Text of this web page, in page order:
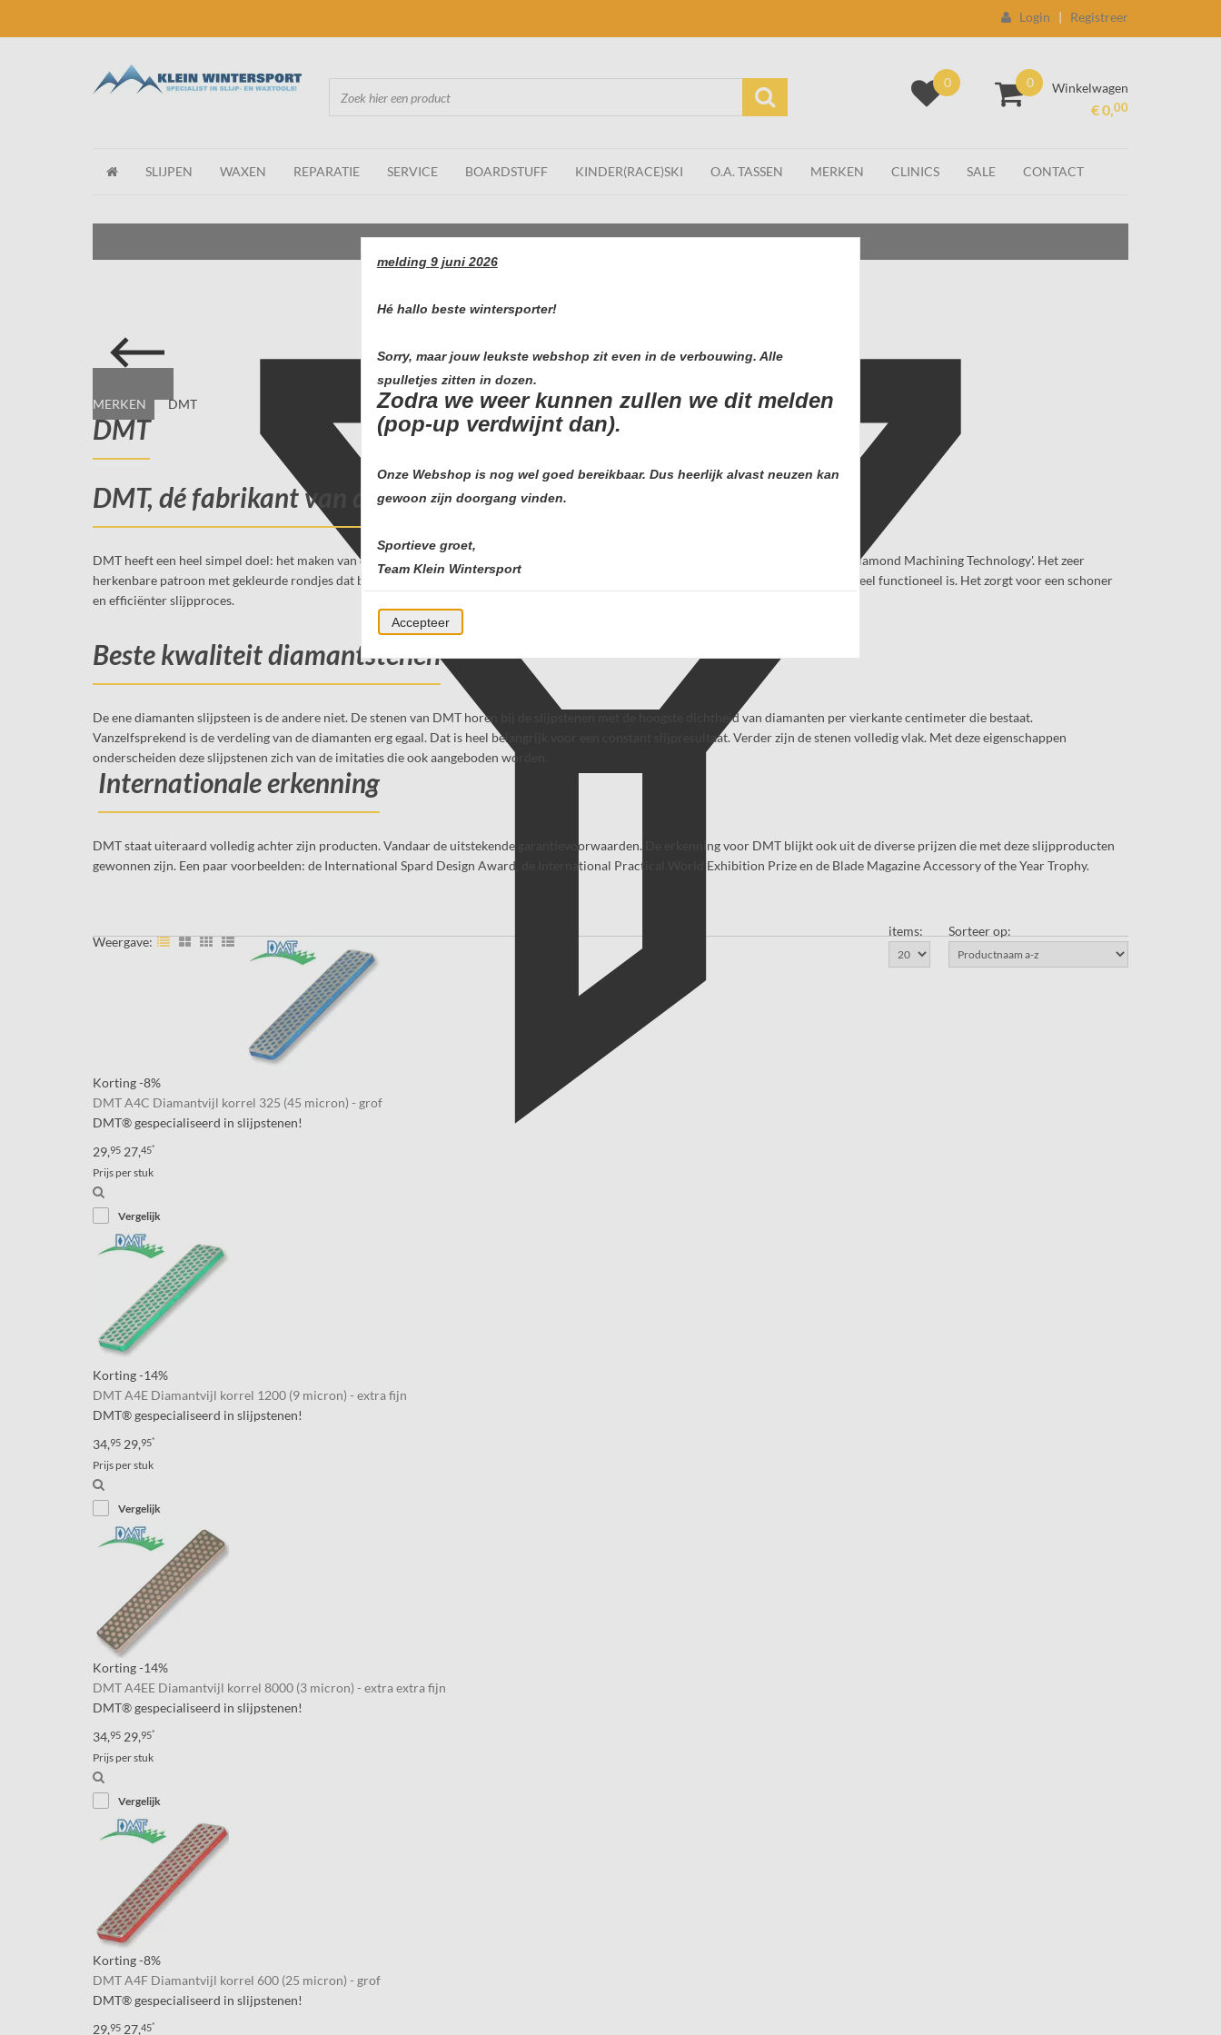
Login | Registreer
0 0 Winkelwagen
€ 0,00
SLIJPEN WAXEN REPARATIE SERVICE BOARDSTUFF KINDER(RACE)SKI O.A. TASSEN MERKEN CLINICS SALE CONTACT
MERKEN DMT
DMT
DMT, dé fabrikant van diamanten slijpstenen
DMT heeft een heel simpel doel: het maken van de beste slijpstenen en -systemen op basis van diamant. DMT staat niet voor niets voor 'Diamond Machining Technology'. Het zeer
herkenbare patroon met gekleurde rondjes dat bij veel slijpstenen terugkomt maakt een DMT-slijpsteen heel herkenbaar terwijl het ook heel functioneel is. Het zorgt voor een schoner
en efficiënter slijpproces.
Beste kwaliteit diamantstenen
De ene diamanten slijpsteen is de andere niet. De stenen van DMT horen bij de slijpstenen met de hoogste dichtheid van diamanten per vierkante centimeter die bestaat.
Vanzelfsprekend is de verdeling van de diamanten erg egaal. Dat is heel belangrijk voor een constant slijpresultaat. Verder zijn de stenen volledig vlak. Met deze eigenschappen
onderscheiden deze slijpstenen zich van de imitaties die ook aangeboden worden.
Internationale erkenning
DMT staat uiteraard volledig achter zijn producten. Vandaar de uitstekende garantievoorwaarden. De erkenning voor DMT blijkt ook uit de diverse prijzen die met deze slijpproducten
gewonnen zijn. Een paar voorbeelden: de International Spard Design Award, de International Practical World Exhibition Prize en de Blade Magazine Accessory of the Year Trophy.
Sorteer op:
items:
Weergave:
Korting-8%
DMT A4C Diamantvijl korrel 325 (45 micron) - grof
DMT® gespecialiseerd in slijpstenen!
29,95 27,45*
Prijs per stuk
Vergelijk
Korting-14%
DMT A4E Diamantvijl korrel 1200 (9 micron) - extra fijn
DMT® gespecialiseerd in slijpstenen!
34,95 29,95*
Prijs per stuk
Vergelijk
Korting-14%
DMT A4EE Diamantvijl korrel 8000 (3 micron) - extra extra fijn
DMT® gespecialiseerd in slijpstenen!
34,95 29,95*
Prijs per stuk
Vergelijk
Korting-8%
DMT A4F Diamantvijl korrel 600 (25 micron) - grof
DMT® gespecialiseerd in slijpstenen!
29,95 27,45*
melding 9 juni 2026
Hé hallo beste wintersporter!
Sorry, maar jouw leukste webshop zit even in de verbouwing. Alle
spulletjes zitten in dozen.
Zodra we weer kunnen zullen we dit melden
(pop-up verdwijnt dan).
Onze Webshop is nog wel goed bereikbaar. Dus heerlijk alvast neuzen kan
gewoon zijn doorgang vinden.
Sportieve groet,
Team Klein Wintersport
Accepteer